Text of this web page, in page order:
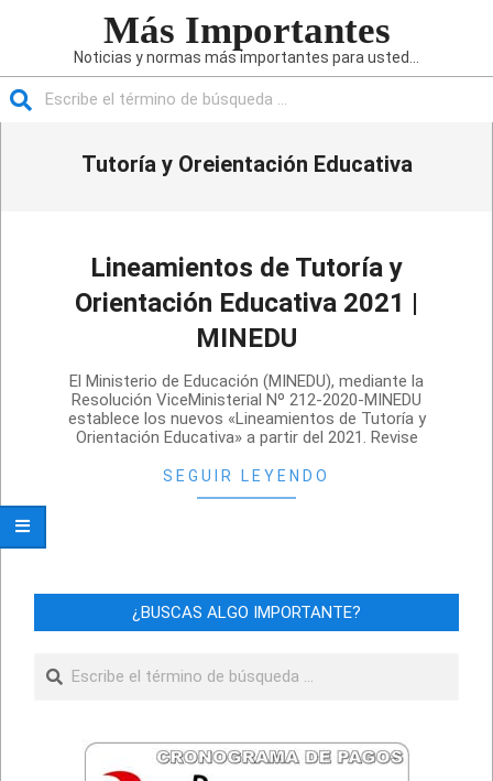
Más Importantes
Noticias y normas más importantes para usted...
Tutoría y Oreientación Educativa
Lineamientos de Tutoría y
Orientación Educativa 2021 |
MINEDU
11-
12
El Ministerio de Educación (MINEDU), mediante la
Resolución ViceMinisterial Nº 212-2020-MINEDU
establece los nuevos «Lineamientos de Tutoría y
Orientación Educativa» a partir del 2021. Revise
SEGUIR LEYENDO
¿BUSCAS ALGO IMPORTANTE?
Buscar